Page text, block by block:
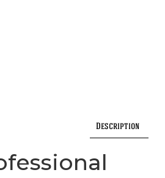
Description